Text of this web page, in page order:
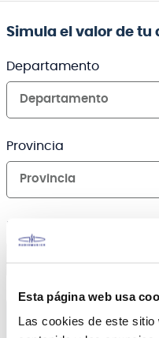
Esta página web usa
Las cookies de este
Simula el valor de tu
Departamento
Departamento
Provincia
Provincia
Distrito